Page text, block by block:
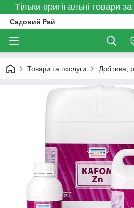
Тільки оригінальні товари
Садовий Рай
Товари та послуги Добрива,